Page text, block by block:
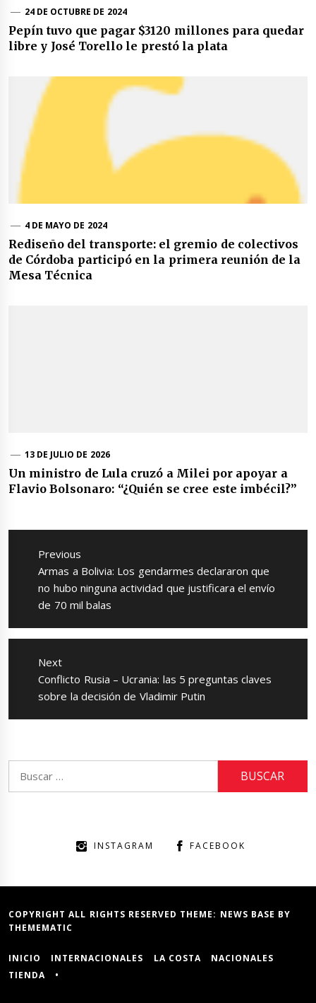
24 DE OCTUBRE DE 2024
Pepín tuvo que pagar $3120 millones para quedar
libre y José Torello le prestó la plata
4 DE MAYO DE 2024
Rediseño del transporte: el gremio de colectivos
de Córdoba participó en la primera reunión de la
Mesa Técnica
13 DE JULIO DE 2026
Un ministro de Lula cruzó a Milei por apoyar a
Flavio Bolsonaro: “¿Quién se cree este imbécil?”
Navegación
entradas
Previous
Previous
post:
Armas a Bolivia: Los gendarmes declararon que
no hubo ninguna actividad que justificara el envío
de 70 mil balas
Next
Next
post:
Conflicto Rusia – Ucrania: las 5 preguntas claves
sobre la decisión de Vladimir Putin
INSTAGRAM FACEBOOK
COPYRIGHT ALL RIGHTS RESERVED THEME: NEWS BASE BY
THEMEMATIC
INICIO INTERNACIONALES LA COSTA
NACIONALES
TIENDA
•